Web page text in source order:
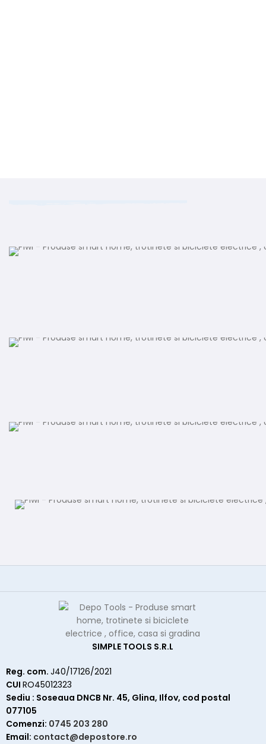
SIMPLE TOOLS S.R.L
Reg. com. J40/17126/2021
CUI RO45012323
Sediu : Soseaua DNCB Nr. 45, Glina, Ilfov, cod postal
077105
Comenzi: 0745 203 280
Email: contact@depostore.ro